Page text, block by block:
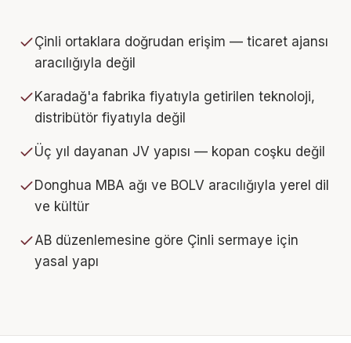
Çinli ortaklara doğrudan erişim — ticaret ajansı
aracılığıyla değil
Karadağ'a fabrika fiyatıyla getirilen teknoloji,
distribütör fiyatıyla değil
Üç yıl dayanan JV yapısı — kopan coşku değil
Donghua MBA ağı ve BOLV aracılığıyla yerel dil
ve kültür
AB düzenlemesine göre Çinli sermaye için
yasal yapı